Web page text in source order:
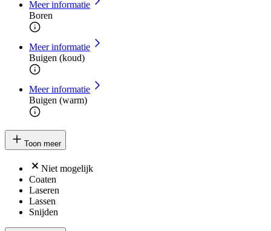
Meer informatie
Boren
Meer informatie
Buigen (koud)
Meer informatie
Buigen (warm)
Toon meer
Niet mogelijk
Coaten
Laseren
Lassen
Snijden